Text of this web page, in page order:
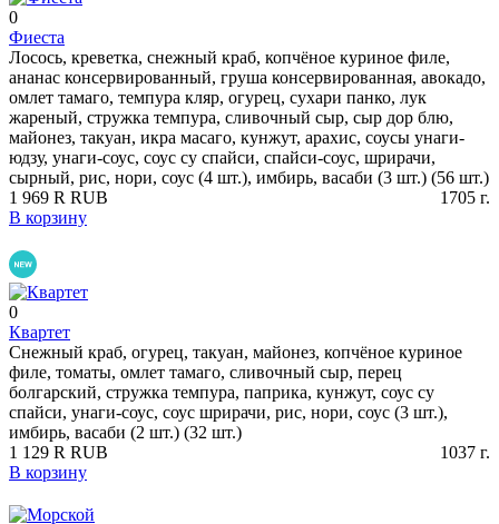
0
Фиеста
Лосось, креветка, снежный краб, копчёное куриное филе,
ананас консервированный, груша консервированная, авокадо,
омлет тамаго, темпура кляр, огурец, сухари панко, лук
жареный, стружка темпура, сливочный сыр, сыр дор блю,
майонез, такуан, икра масаго, кунжут, арахис, соусы унаги-
юдзу, унаги-соус, соус су спайси, спайси-соус, шрирачи,
сырный, рис, нори, соус (4 шт.), имбирь, васаби (3 шт.) (56 шт.)
1 969 R RUB 1705 г.
В корзину
0
Квартет
Снежный краб, огурец, такуан, майонез, копчёное куриное
филе, томаты, омлет тамаго, сливочный сыр, перец
болгарский, стружка темпура, паприка, кунжут, соус су
спайси, унаги-соус, соус шрирачи, рис, нори, соус (3 шт.),
имбирь, васаби (2 шт.) (32 шт.)
1 129 R RUB 1037 г.
В корзину